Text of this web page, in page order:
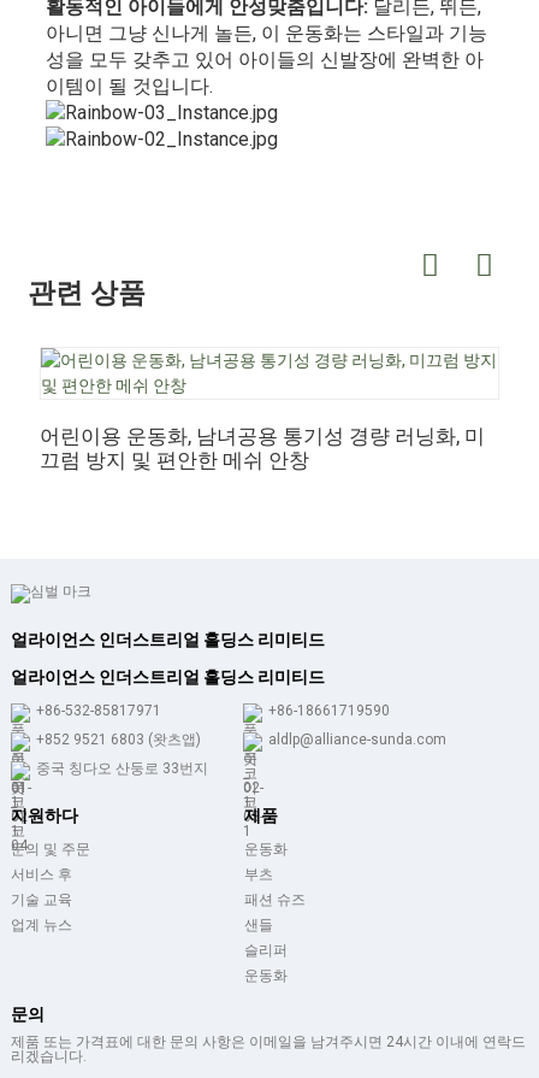
활동적인 아이들에게 안성맞춤입니다: 달리든, 뛰든,
아니면 그냥 신나게 놀든, 이 운동화는 스타일과 기능
성을 모두 갖추고 있어 아이들의 신발장에 완벽한 아
이템이 될 것입니다.
관련 상품
어린이용 운동화, 남녀공용 통기성 경량 러닝화, 미
끄럼 방지 및 편안한 메쉬 안창
얼라이언스 인더스트리얼 홀딩스 리미티드
얼라이언스 인더스트리얼 홀딩스 리미티드
+86-532-85817971
+86-18661719590
+852 9521 6803 (왓츠앱)
aldlp@alliance-sunda.com
중국 칭다오 산둥로 33번지
지원하다
문의 및 주문
서비스 후
기술 교육
업계 뉴스
제품
운동화
부츠
패션 슈즈
샌들
슬리퍼
운동화
문의
제품 또는 가격표에 대한 문의 사항은 이메일을 남겨주시면 24시간 이내에 연락드
리겠습니다.